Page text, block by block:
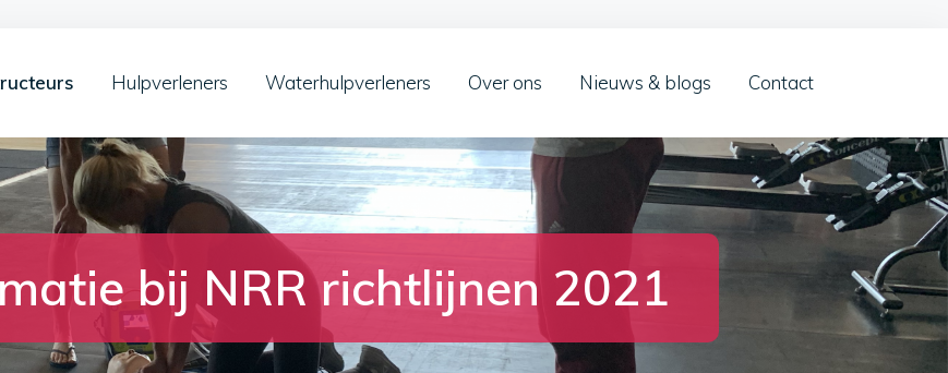
Hulpverleners Waterhulpverleners Over ons Nieuws & blogs Contact
bij NRR richtlijnen 2021